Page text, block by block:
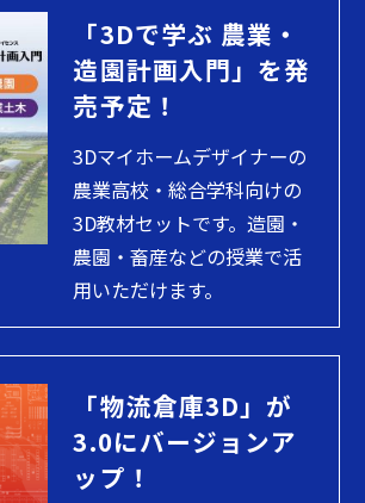
「3Dで学ぶ 農業・
造園計画入門」を発
売予定！
3Dマイホームデザイナーの
農業高校・総合学科向けの
3D教材セットです。造園・
農園・畜産などの授業で活
用いただけます。
「物流倉庫3D」が
3.0にバージョンア
ップ！